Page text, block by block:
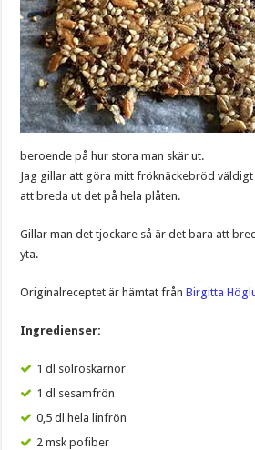
beroende på hur stora man skär ut.
Jag gillar att göra mitt fröknäckebröd väldigt
att breda ut det på hela plåten.
Gillar man det tjockare så är det bara att
yta.
Originalreceptet är hämtat frånBirgitta
Ingredienser:
1 dl solroskärnor
1 dl sesamfrön
0,5 dl hela linfrön
2 msk pofiber